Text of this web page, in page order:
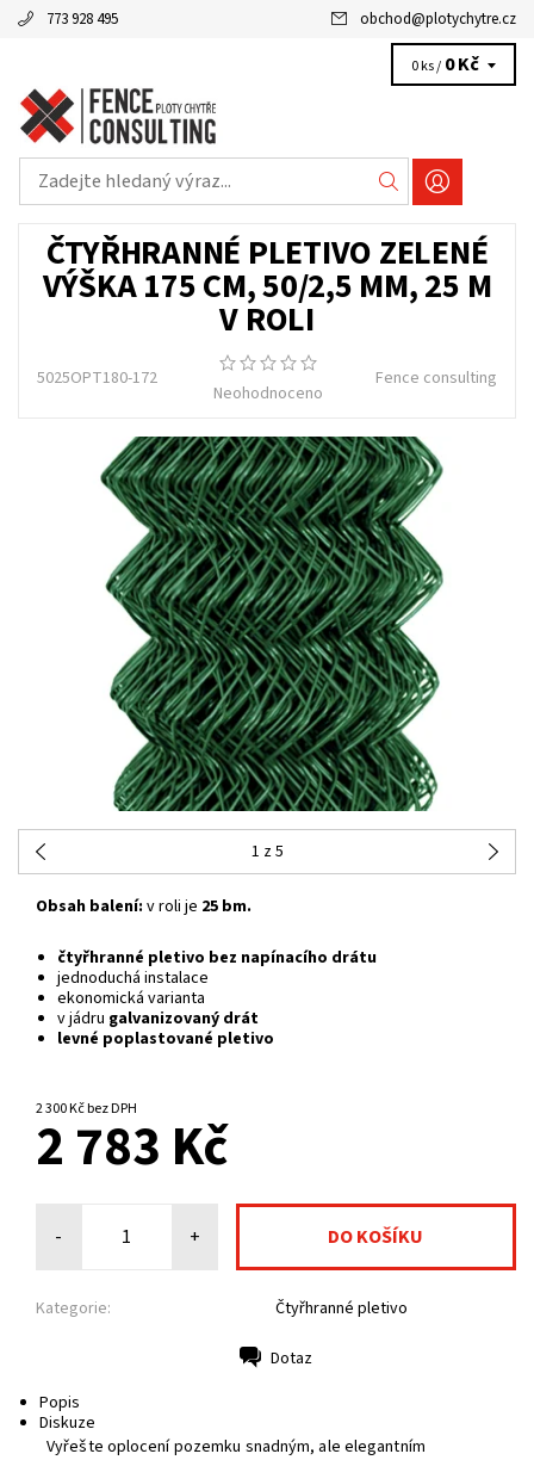
773 928 495 obchod@plotychytre.cz
0 ks / 0 Kč
ČTYŘHRANNÉ PLETIVO ZELENÉ
VÝŠKA 175 CM, 50/2,5 MM, 25 M
V ROLI
5025OPT180-172
Neohodnoceno
Fence consulting
1 z 5
Obsah balení: v roli je 25 bm.
čtyřhranné pletivo bez napínacího drátu
jednoduchá instalace
ekonomická varianta
v jádru galvanizovaný drát
levné poplastované pletivo
2 300 Kč bez DPH
2 783 Kč
- +
Kategorie: Čtyřhranné pletivo
Dotaz
Popis
Diskuze
Vyřešte oplocení pozemku snadným, ale elegantním